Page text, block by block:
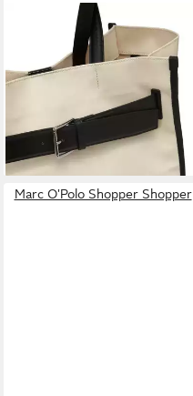
MARC O'POLO
Shopper aus robustem
Canvas mit Leder-Details
229,95 €
lieferbar - in 2-3 Werktagen bei dir
Marc O'Polo Shopper Shopper